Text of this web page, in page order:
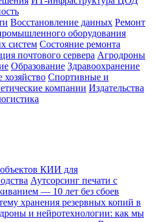
Восстановление данных Ремонт
оборудования
систем Состояние ремонта
почтового сервера Агродроны
Образование Здравоохранение
хозяйство Спортивные и
компании Издательства
КИИ для
Аутсорсинг печати с
— 10 лет без сбоев
хранения резервных копий в
и нейротехнологии: как мы